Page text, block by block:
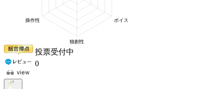
投票受付中
0